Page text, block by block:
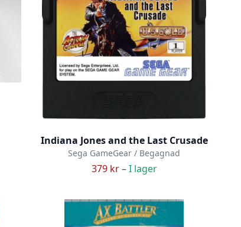
Indiana Jones and the Last Crusade
Sega GameGear / Begagnad
379 kr –I lager